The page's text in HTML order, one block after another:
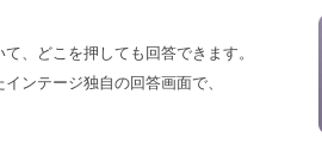
、どこを押しても回答できます。
ンテージ独自の回答画面で、